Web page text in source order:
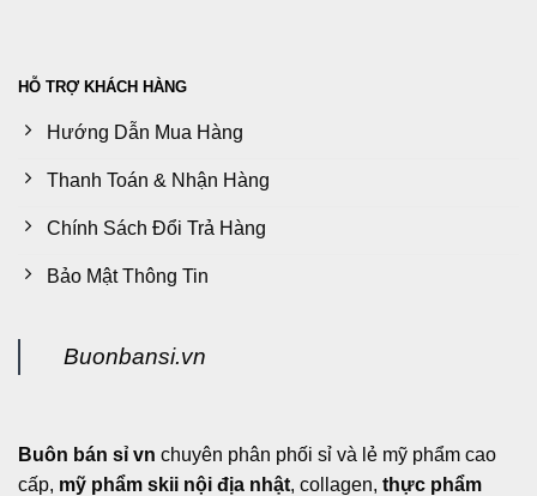
HỖ TRỢ KHÁCH HÀNG
Hướng Dẫn Mua Hàng
Thanh Toán & Nhận Hàng
Chính Sách Đổi Trả Hàng
Bảo Mật Thông Tin
Buonbansi.vn
Buôn bán sỉ vn chuyên phân phối sỉ và lẻ mỹ phẩm cao
cấp, mỹ phẩm skii nội địa nhật, collagen, thực phẩm